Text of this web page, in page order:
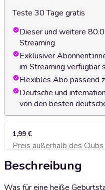
Teste 30 Tage gratis
Dieser und weitere
Streaming
Exklusiver
im Streaming verfügbar
Flexibles Abo passend
Deutsche und
von den besten
1,99 €
Preis außerhalb des Clubs
Zum
Beschreibung
Was für eine heiße